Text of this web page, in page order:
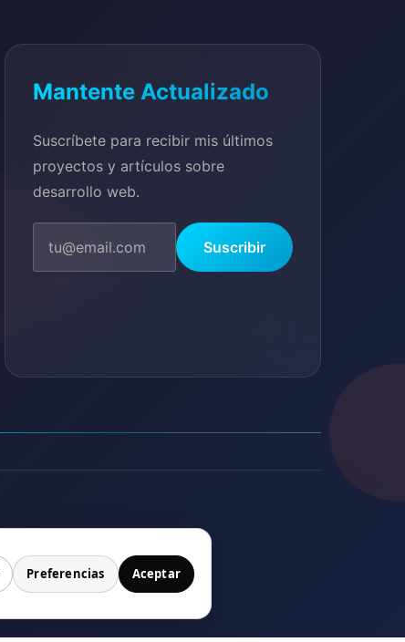
Mantente Actualizado
Suscríbete para recibir mis últimos
proyectos y artículos sobre
desarrollo web.
Suscribir
Preferencias Aceptar